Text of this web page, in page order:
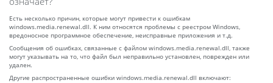
Есть несколько причин, которые могут привести к ошибкам
windows.media.renewal.dll. К ним относятся проблемы с реестром Windows,
вредоносное программное обеспечение, неисправные приложения и т.д.
Сообщения об ошибках, связанные с файлом windows.media.renewal.dll, также
могут указывать на то, что файл был неправильно установлен, поврежден или
удален.
Другие распространенные ошибки windows.media.renewal.dll включают: